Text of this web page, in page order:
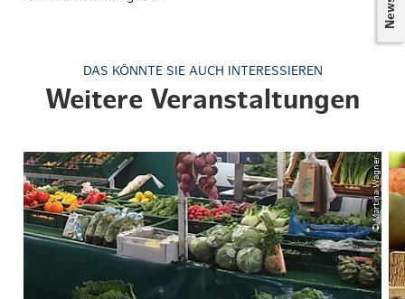
DAS KÖNNTE SIE AUCH INTERESSIEREN
Weitere Veranstaltungen
© Martina Wagner